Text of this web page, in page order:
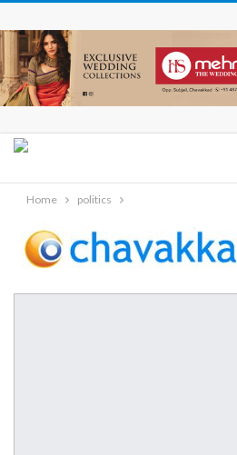
Home politics